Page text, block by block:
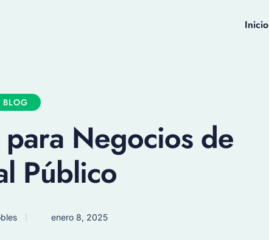
Inicio
BLOG
para Negocios de
Público
enero 8, 2025